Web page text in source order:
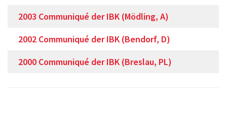
2003 Communiqué der IBK (Mödling, A)
2002 Communiqué der IBK (Bendorf, D)
2000 Communiqué der IBK (Breslau, PL)